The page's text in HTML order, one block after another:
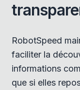
RobotSpeed
faciliter la
informations
que si elles